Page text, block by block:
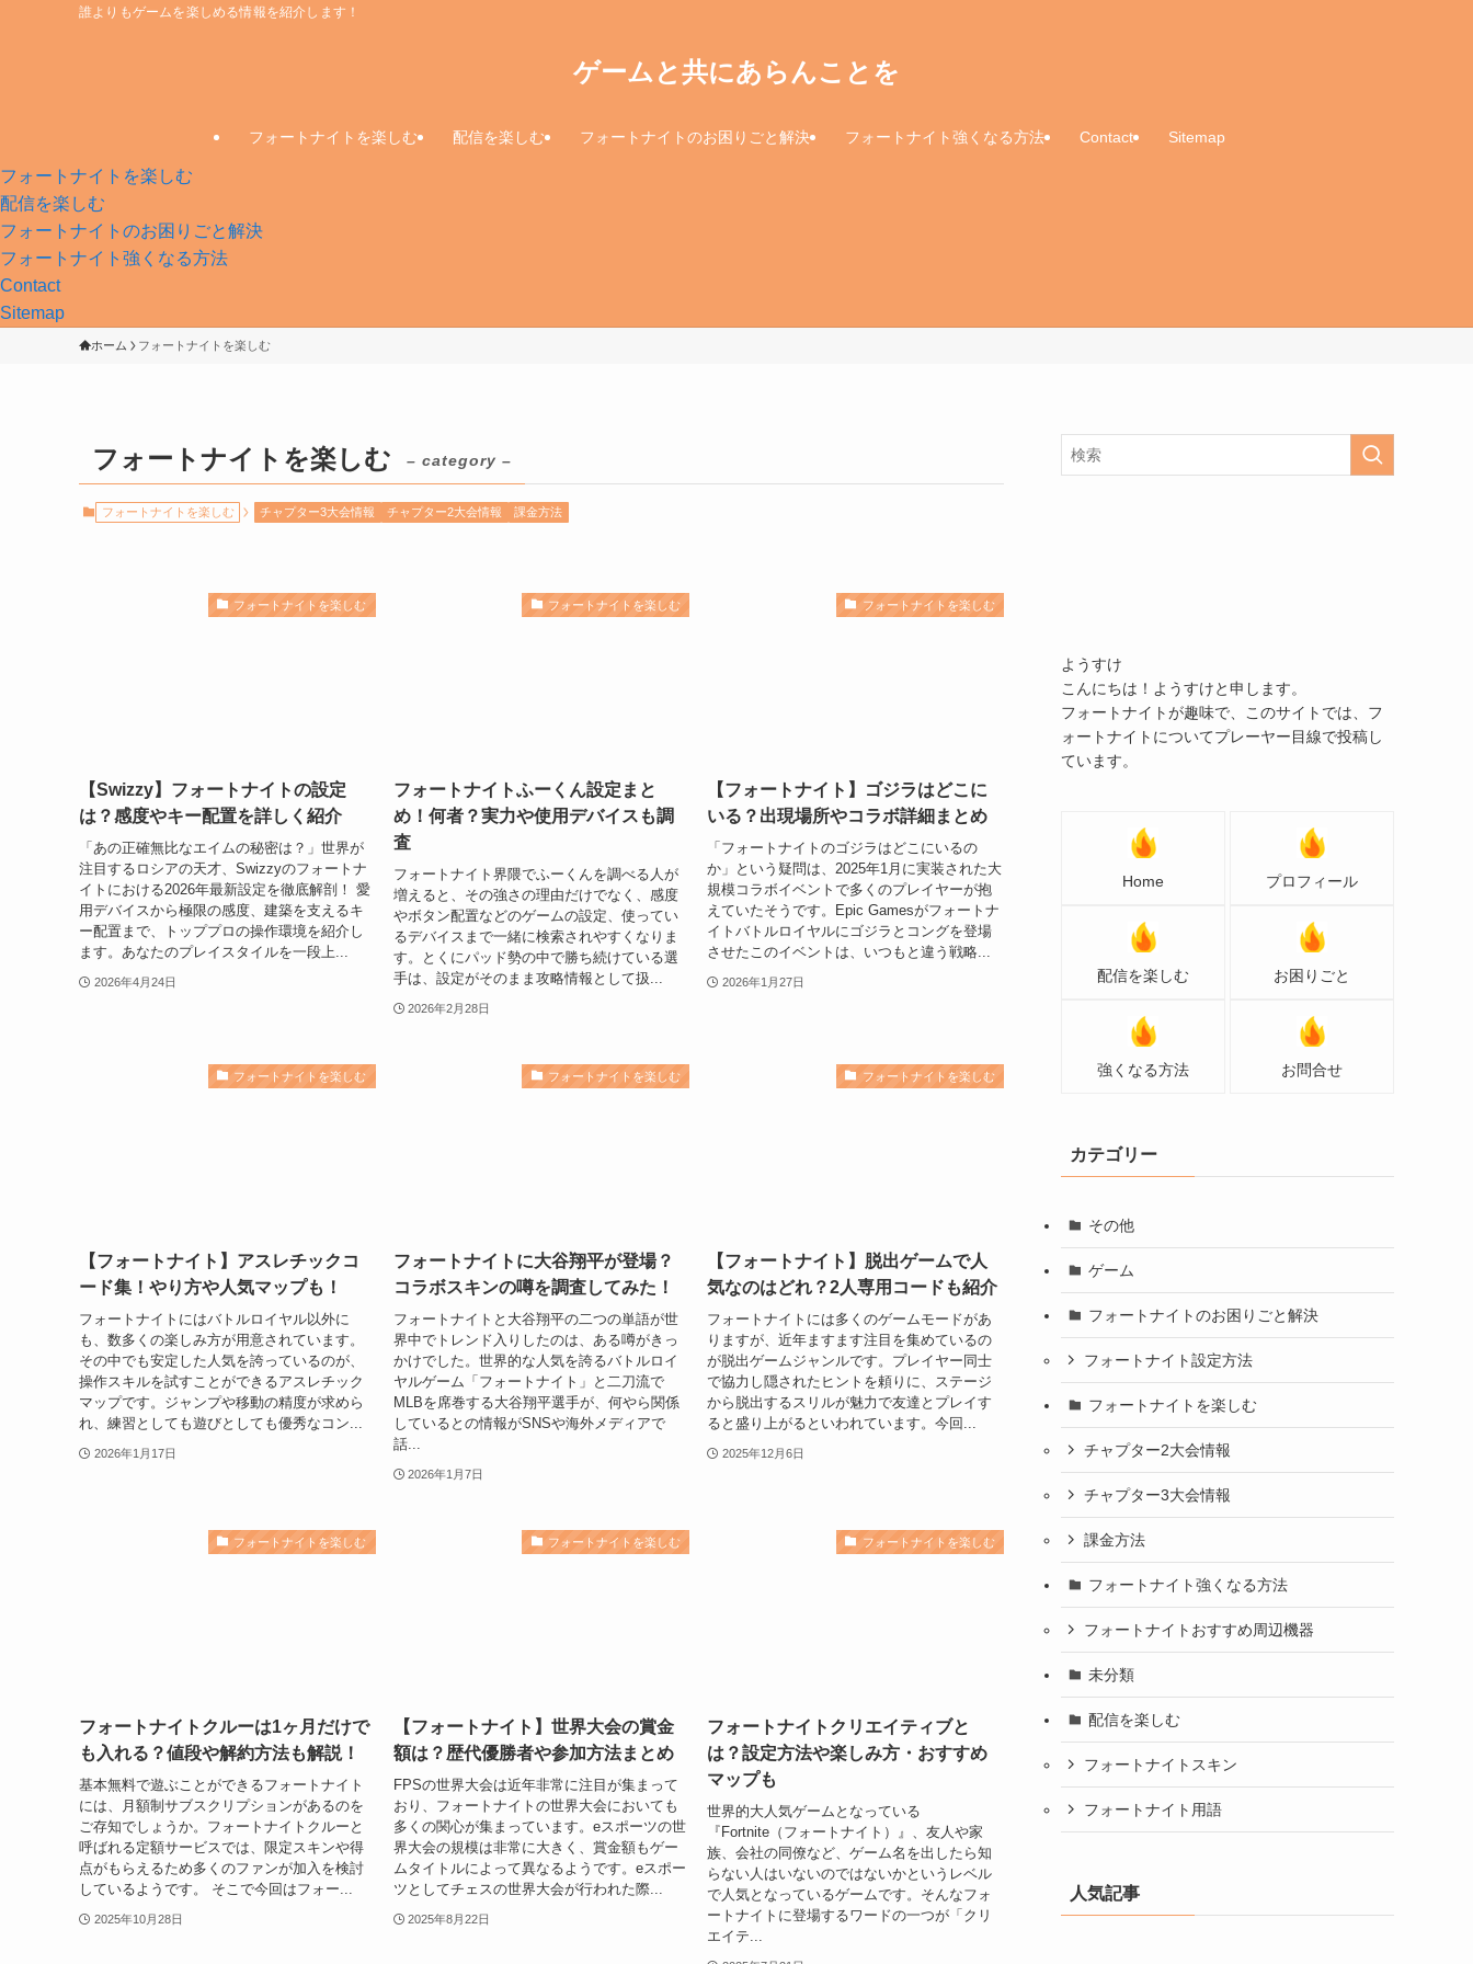
誰よりもゲームを楽しめる情報を紹介します！
ゲームと共にあらんことを
フォートナイトを楽しむ 配信を楽しむ フォートナイトのお困りごと解決 フォートナイト強くなる方法 Contact Sitemap
フォートナイトを楽しむ
配信を楽しむ
フォートナイトのお困りごと解決
フォートナイト強くなる方法
Contact
Sitemap
ホーム フォートナイトを楽しむ
フォートナイトを楽しむ – category –
フォートナイトを楽しむ チャプター3大会情報 チャプター2大会情報 課金方法
フォートナイトを楽しむ
【Swizzy】フォートナイトの設定
は？感度やキー配置を詳しく紹介
「あの正確無比なエイムの秘密は？」世界が
注目するロシアの天才、Swizzyのフォートナ
イトにおける2026年最新設定を徹底解剖！ 愛
用デバイスから極限の感度、建築を支えるキ
ー配置まで、トッププロの操作環境を紹介し
ます。あなたのプレイスタイルを一段上...
2026年4月24日
フォートナイトを楽しむ
フォートナイトふーくん設定まと
め！何者？実力や使用デバイスも調
査
フォートナイト界隈でふーくんを調べる人が
増えると、その強さの理由だけでなく、感度
やボタン配置などのゲームの設定、使ってい
るデバイスまで一緒に検索されやすくなりま
す。とくにパッド勢の中で勝ち続けている選
手は、設定がそのまま攻略情報として扱...
2026年2月28日
フォートナイトを楽しむ
【フォートナイト】ゴジラはどこに
いる？出現場所やコラボ詳細まとめ
「フォートナイトのゴジラはどこにいるの
か」という疑問は、2025年1月に実装された大
規模コラボイベントで多くのプレイヤーが抱
えていたそうです。Epic Gamesがフォートナ
イトバトルロイヤルにゴジラとコングを登場
させたこのイベントは、いつもと違う戦略...
2026年1月27日
フォートナイトを楽しむ
【フォートナイト】アスレチックコ
ード集！やり方や人気マップも！
フォートナイトにはバトルロイヤル以外に
も、数多くの楽しみ方が用意されています。
その中でも安定した人気を誇っているのが、
操作スキルを試すことができるアスレチック
マップです。ジャンプや移動の精度が求めら
れ、練習としても遊びとしても優秀なコン...
2026年1月17日
フォートナイトを楽しむ
フォートナイトに大谷翔平が登場？
コラボスキンの噂を調査してみた！
フォートナイトと大谷翔平の二つの単語が世
界中でトレンド入りしたのは、ある噂がきっ
かけでした。世界的な人気を誇るバトルロイ
ヤルゲーム「フォートナイト」と二刀流で
MLBを席巻する大谷翔平選手が、何やら関係
しているとの情報がSNSや海外メディアで
話...
2026年1月7日
フォートナイトを楽しむ
【フォートナイト】脱出ゲームで人
気なのはどれ？2人専用コードも紹介
フォートナイトには多くのゲームモードがあ
りますが、近年ますます注目を集めているの
が脱出ゲームジャンルです。プレイヤー同士
で協力し隠されたヒントを頼りに、ステージ
から脱出するスリルが魅力で友達とプレイす
ると盛り上がるといわれています。今回...
2025年12月6日
フォートナイトを楽しむ
フォートナイトクルーは1ヶ月だけで
も入れる？値段や解約方法も解説！
基本無料で遊ぶことができるフォートナイト
には、月額制サブスクリプションがあるのを
ご存知でしょうか。フォートナイトクルーと
呼ばれる定額サービスでは、限定スキンや得
点がもらえるため多くのファンが加入を検討
しているようです。 そこで今回はフォー...
2025年10月28日
フォートナイトを楽しむ
【フォートナイト】世界大会の賞金
額は？歴代優勝者や参加方法まとめ
FPSの世界大会は近年非常に注目が集まって
おり、フォートナイトの世界大会においても
多くの関心が集まっています。eスポーツの世
界大会の規模は非常に大きく、賞金額もゲー
ムタイトルによって異なるようです。eスポー
ツとしてチェスの世界大会が行われた際...
2025年8月22日
フォートナイトを楽しむ
フォートナイトクリエイティブと
は？設定方法や楽しみ方・おすすめ
マップも
世界的大人気ゲームとなっている
『Fortnite（フォートナイト）』、友人や家
族、会社の同僚など、ゲーム名を出したら知
らない人はいないのではないかというレベル
で人気となっているゲームです。そんなフォ
ートナイトに登場するワードの一つが「クリ
エイテ...
ようすけ
こんにちは！ようすけと申します。
フォートナイトが趣味で、このサイトでは、フ
ォートナイトについてプレーヤー目線で投稿し
ています。
Home プロフィール
配信を楽しむ お困りごと
強くなる方法 お問合せ
カテゴリー
その他
ゲーム
フォートナイトのお困りごと解決
フォートナイト設定方法
フォートナイトを楽しむ
チャプター2大会情報
チャプター3大会情報
課金方法
フォートナイト強くなる方法
フォートナイトおすすめ周辺機器
未分類
配信を楽しむ
フォートナイトスキン
フォートナイト用語
人気記事